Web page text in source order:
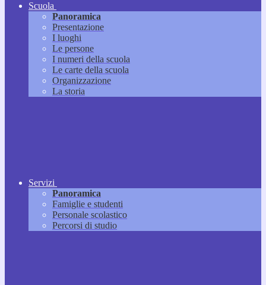
Scuola
Panoramica
Presentazione
I luoghi
Le persone
I numeri della scuola
Le carte della scuola
Organizzazione
La storia
Servizi
Panoramica
Famiglie e studenti
Personale scolastico
Percorsi di studio